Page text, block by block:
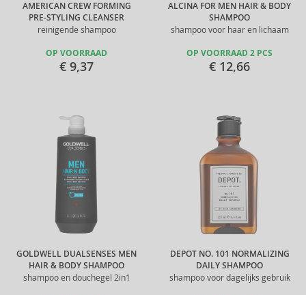
AMERICAN CREW FORMING
PRE-STYLING CLEANSER
reinigende shampoo
OP VOORRAAD
€ 9,37
ALCINA FOR MEN HAIR & BODY
SHAMPOO
shampoo voor haar en lichaam
OP VOORRAAD 2 PCS
€ 12,66
GOLDWELL DUALSENSES MEN
HAIR & BODY SHAMPOO
shampoo en douchegel 2in1
DEPOT NO. 101 NORMALIZING
DAILY SHAMPOO
shampoo voor dagelijks gebruik